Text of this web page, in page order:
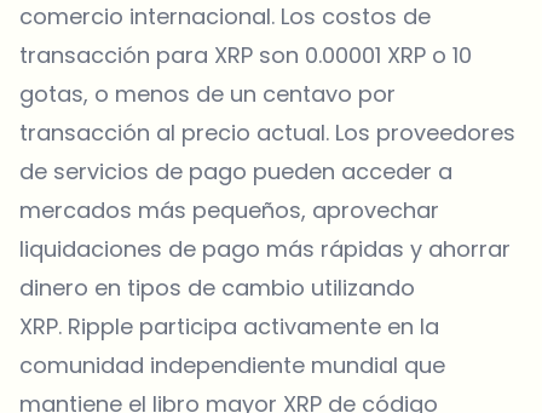
comercio internacional. Los costos de
transacción para XRP son 0.00001 XRP o 10
gotas, o menos de un centavo por
transacción al precio actual. Los proveedores
de servicios de pago pueden acceder a
mercados más pequeños, aprovechar
liquidaciones de pago más rápidas y ahorrar
dinero en tipos de cambio utilizando
XRP. Ripple participa activamente en la
comunidad independiente mundial que
mantiene el libro mayor XRP de código